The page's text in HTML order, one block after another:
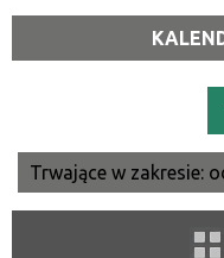
Szukana fraza
Trwające w zakresie: